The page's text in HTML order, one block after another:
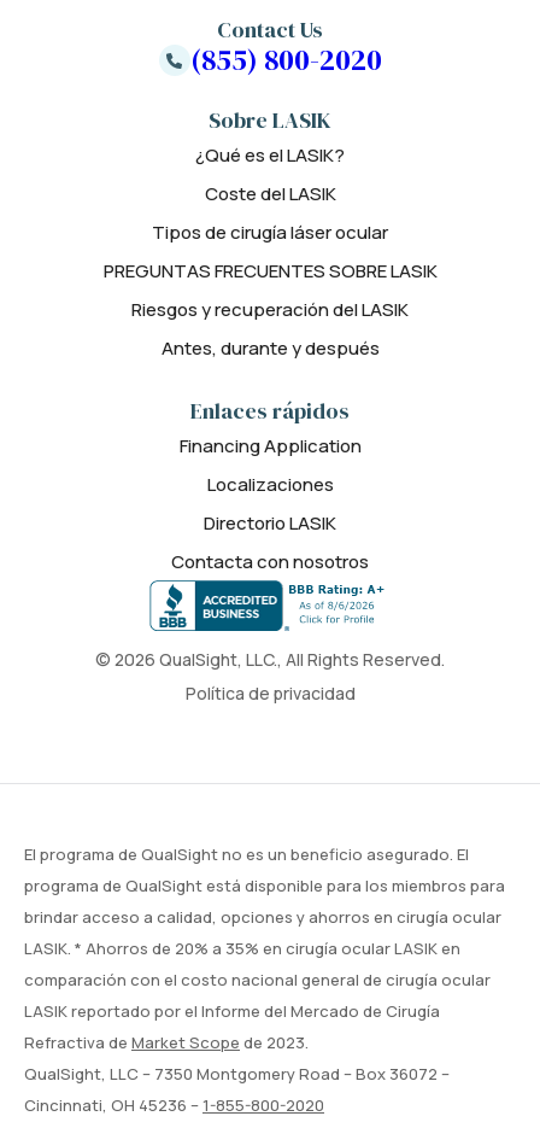
© 2026 QualSight, LLC., All Rights Reserved.
Política de privacidad
Sobre LASIK
¿Qué es el LASIK?
Coste del LASIK
Tipos de cirugía láser ocular
PREGUNTAS FRECUENTES SOBRE LASIK
Riesgos y recuperación del LASIK
Antes, durante y después
Enlaces rápidos
Financing Application
Localizaciones
Directorio LASIK
Contacta con nosotros
Contact Us
(855) 800-2020
El programa de QualSight no es un beneficio asegurado. El
programa de QualSight está disponible para los miembros para
brindar acceso a calidad, opciones y ahorros en cirugía ocular
LASIK. * Ahorros de 20% a 35% en cirugía ocular LASIK en
comparación con el costo nacional general de cirugía ocular
LASIK reportado por el Informe del Mercado de Cirugía
Refractiva de Market Scope de 2023.
QualSight, LLC – 7350 Montgomery Road – Box 36072 –
Cincinnati, OH 45236 –1-855-800-2020